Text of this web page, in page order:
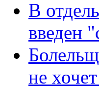
В
введен
не